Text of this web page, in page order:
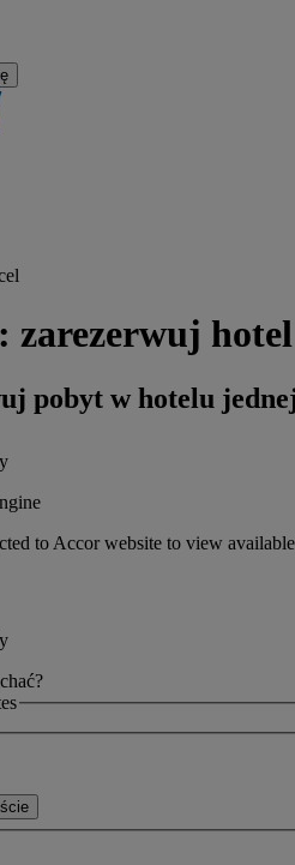
zarezerwuj hotel
pobyt w hotelu
to Accor website to view